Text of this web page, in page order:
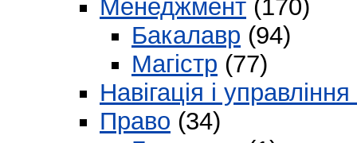
Менеджмент (170)
Бакалавр (94)
Магістр (77)
Навігація і
Право (34)